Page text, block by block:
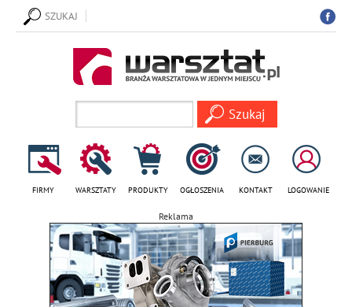
SZUKAJ
FIRMY WARSZTATY PRODUKTY OGŁOSZENIA KONTAKT LOGOWANIE
Reklama